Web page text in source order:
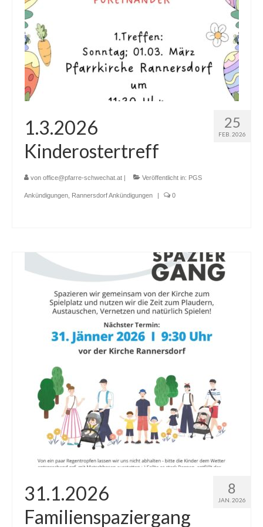
Menschen
Gottesdienst
Firmung
Fastentücher von Max Rauch
Newsfeed
Gottesdienste
Flohmarkt
Kirchenführung
Dreifaltigkeitsnews
25
FEB. 2026
1.3.2026
Kinderostertreff
von office@pfarre-schwechat.at | Veröffentlicht in: PGS
Ankündigungen Rannersdorf Ankündigungen | 0
8
JAN. 2026
31.1.2026
Familienspaziergang